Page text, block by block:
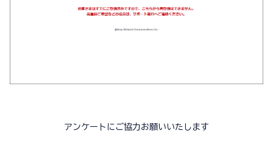
アンケートにご協力お願いいたします